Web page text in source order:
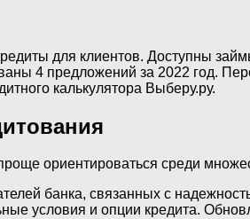
для клиентов. Доступны
4 предложений за 2022 год.
калькулятора Выберу.ру.
ориентироваться среди
банка, связанных с
условия и опции кредита.